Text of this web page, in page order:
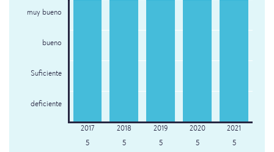
muy bueno
bueno
Suficiente
deficiente
5 5 5 5 5